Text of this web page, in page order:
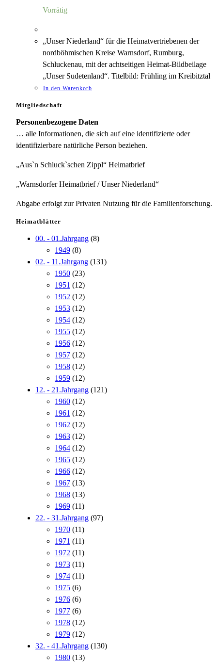
Vorrätig
„Unser Niederland“ für die Heimatvertriebenen der
nordböhmischen Kreise Warnsdorf, Rumburg,
Schluckenau, mit der achtseitigen Heimat-Bildbeilage
„Unser Sudetenland“. Titelbild: Frühling im Kreibitztal
In den Warenkorb
Mitgliedschaft
Personenbezogene Daten
… alle Informationen, die sich auf eine identifizierte oder
identifizierbare natürliche Person beziehen.
„Aus`n Schluck`schen Zippl“ Heimatbrief
„Warnsdorfer Heimatbrief / Unser Niederland“
Abgabe erfolgt zur Privaten Nutzung für die Familienforschung.
Heimatblätter
00. - 01.Jahrgang (8)
1949 (8)
02. - 11.Jahrgang (131)
1950 (23)
1951 (12)
1952 (12)
1953 (12)
1954 (12)
1955 (12)
1956 (12)
1957 (12)
1958 (12)
1959 (12)
12. - 21.Jahrgang (121)
1960 (12)
1961 (12)
1962 (12)
1963 (12)
1964 (12)
1965 (12)
1966 (12)
1967 (13)
1968 (13)
1969 (11)
22. - 31.Jahrgang (97)
1970 (11)
1971 (11)
1972 (11)
1973 (11)
1974 (11)
1975 (6)
1976 (6)
1977 (6)
1978 (12)
1979 (12)
32. - 41.Jahrgang (130)
1980 (13)